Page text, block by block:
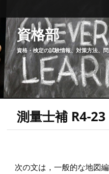
資格部
資格・検定の試験情報、対策方法、
測量士補 R4-23
次の文は，一般的な地図